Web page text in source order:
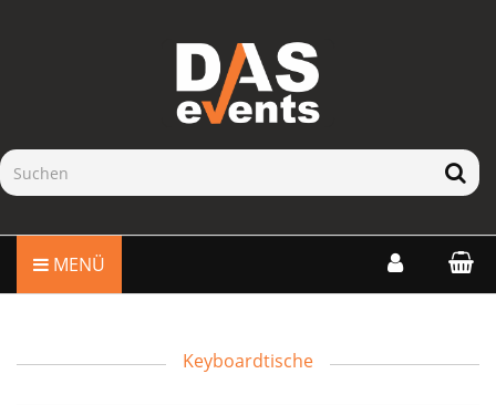
MENÜ
Keyboardtische